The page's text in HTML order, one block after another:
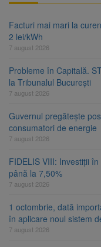
Facturi mai mari la
2 lei/kWh
7 august 2026
Probleme în Capitală.
la Tribunalul București
7 august 2026
Guvernul pregătește
consumatori de energie
7 august 2026
FIDELIS VIII: Investiții
până la 7,50%
7 august 2026
1 octombrie, dată
în aplicare noul sistem
7 august 2026